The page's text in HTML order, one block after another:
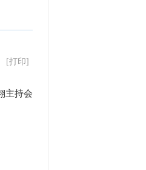
[打印]
主持会